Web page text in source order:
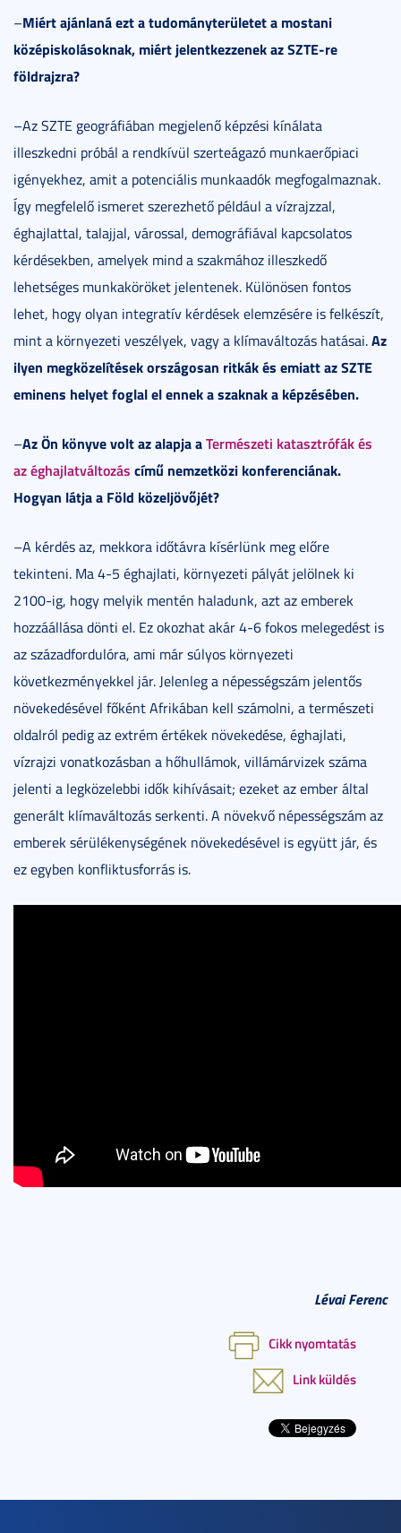
–Miért ajánlaná ezt a tudományterületet a mostani
középiskolásoknak, miért jelentkezzenek az SZTE-re
földrajzra?
–Az SZTE geográfiában megjelenő képzési kínálata
illeszkedni próbál a rendkívül szerteágazó munkaerőpiaci
igényekhez, amit a potenciális munkaadók megfogalmaznak.
Így megfelelő ismeret szerezhető például a vízrajzzal,
éghajlattal, talajjal, várossal, demográfiával kapcsolatos
kérdésekben, amelyek mind a szakmához illeszkedő
lehetséges munkaköröket jelentenek. Különösen fontos
lehet, hogy olyan integratív kérdések elemzésére is felkészít,
mint a környezeti veszélyek, vagy a klímaváltozás hatásai.Az
ilyen megközelítések országosan ritkák és emiatt az SZTE
eminens helyet foglal el ennek a szaknak a képzésében.
–Az Ön könyve volt az alapja aTermészeti katasztrófák és
az éghajlatváltozás című nemzetközi konferenciának.
Hogyan látja a Föld közeljövőjét?
–A kérdés az, mekkora időtávra kísérlünk meg előre
tekinteni. Ma 4-5 éghajlati, környezeti pályát jelölnek ki
2100-ig, hogy melyik mentén haladunk, azt az emberek
hozzáállása dönti el. Ez okozhat akár 4-6 fokos melegedést is
az századfordulóra, ami már súlyos környezeti
következményekkel jár. Jelenleg a népességszám jelentős
növekedésével főként Afrikában kell számolni, a természeti
oldalról pedig az extrém értékek növekedése, éghajlati,
vízrajzi vonatkozásban a hőhullámok, villámárvizek száma
jelenti a legközelebbi idők kihívásait; ezeket az ember által
generált klímaváltozás serkenti. A növekvő népességszám az
emberek sérülékenységének növekedésével is együtt jár, és
ez egyben konfliktusforrás is.
Lévai Ferenc
Cikk nyomtatás
Link küldés